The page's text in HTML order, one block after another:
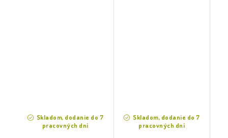
Skladom, dodanie do 7
pracovných dní
Skladom, dodanie do 7
pracovných dní